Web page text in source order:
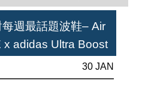
每週最話題波鞋– Air
x adidas Ultra Boost
30 JAN